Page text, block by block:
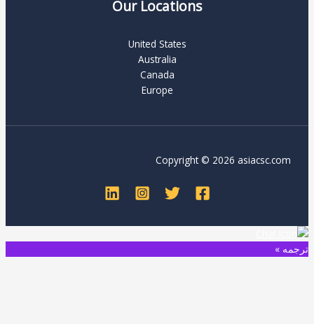
Our Locations
United States
Australia
Canada
Europe
Copyright © 2026 asiacsc.com
ترجمه »